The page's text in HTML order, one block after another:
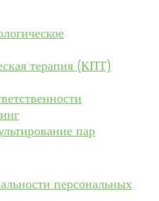
терапия (КПТ)
пар
персональных